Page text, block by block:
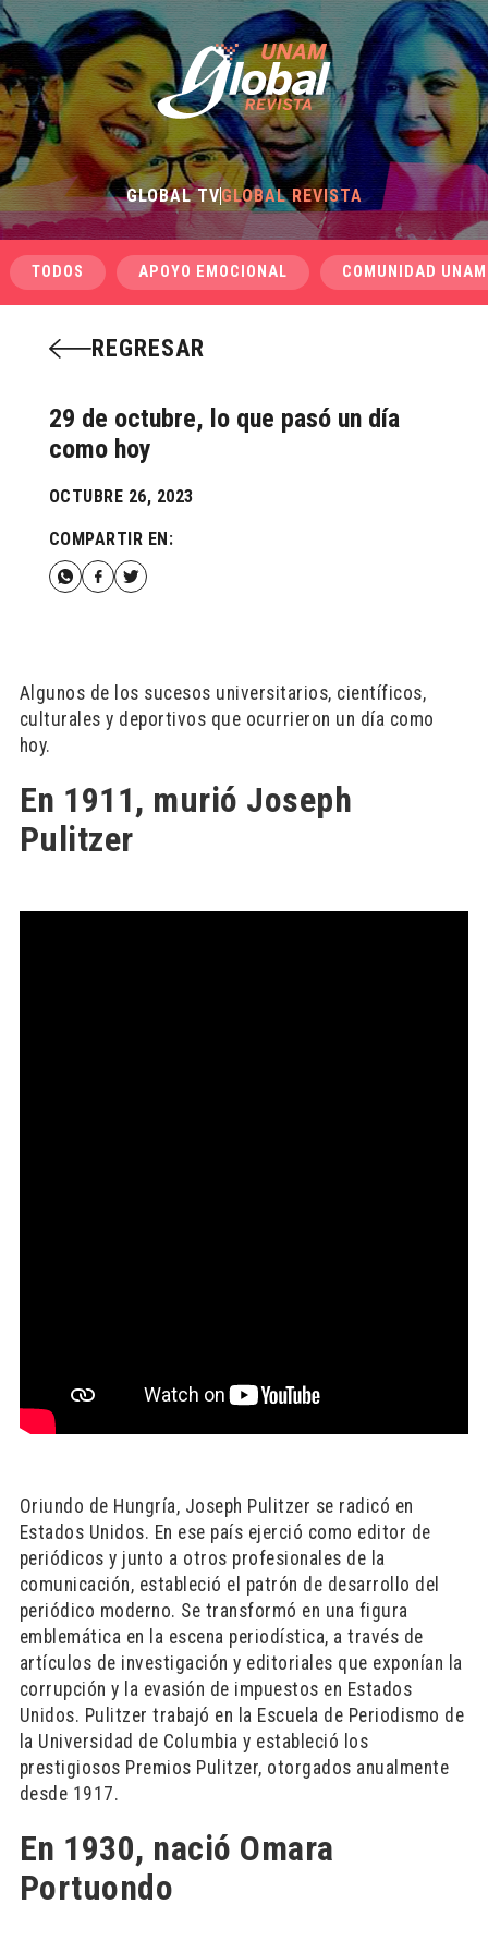
GLOBAL TVGLOBAL REVISTA
TODOS APOYO EMOCIONAL COMUNIDAD UNAM
REGRESAR
29 de octubre, lo que pasó un día
como hoy
OCTUBRE 26, 2023
COMPARTIR EN:
Algunos de los sucesos universitarios, científicos,
culturales y deportivos que ocurrieron un día como
hoy.
En 1911, murió Joseph
Pulitzer
Oriundo de Hungría, Joseph Pulitzer se radicó en
Estados Unidos. En ese país ejerció como editor de
periódicos y junto a otros profesionales de la
comunicación, estableció el patrón de desarrollo del
periódico moderno. Se transformó en una figura
emblemática en la escena periodística, a través de
artículos de investigación y editoriales que exponían la
corrupción y la evasión de impuestos en Estados
Unidos. Pulitzer trabajó en la Escuela de Periodismo de
la Universidad de Columbia y estableció los
prestigiosos Premios Pulitzer, otorgados anualmente
desde 1917.
En 1930, nació Omara
Portuondo